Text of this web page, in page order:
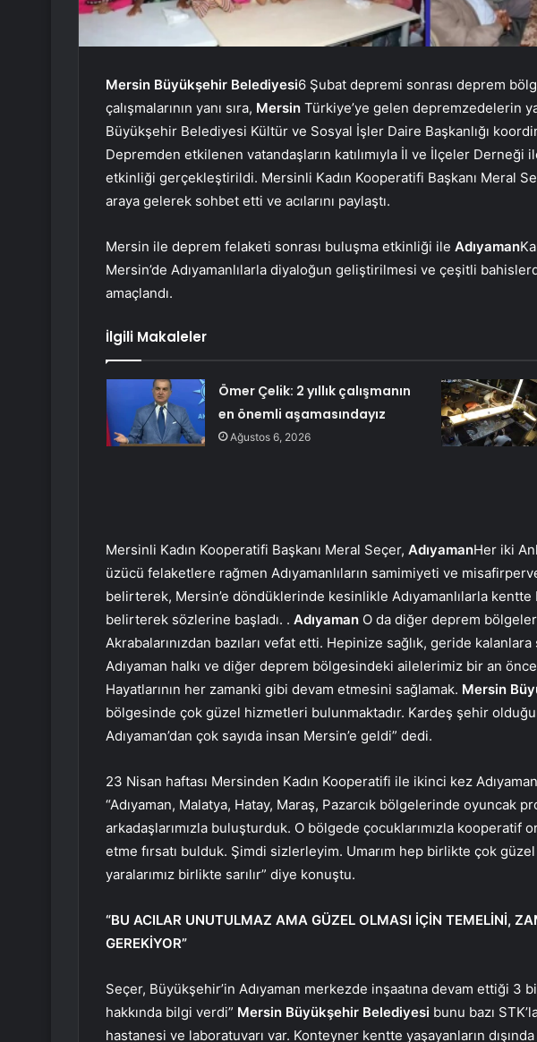
Mersin Büyükşehir Belediyesi6 Şubat depremi sonrası deprem
çalışmalarının yanı sıra, Mersin Türkiye’ye gelen depremzedelerin
Büyükşehir Belediyesi Kültür ve Sosyal İşler Daire Başkanlığı
Depremden etkilenen vatandaşların katılımıyla İl ve İlçeler Derneği
etkinliği gerçekleştirildi. Mersinli Kadın Kooperatifi Başkanı Meral
araya gelerek sohbet etti ve acılarını paylaştı.
Mersin ile deprem felaketi sonrası buluşma etkinliği ile Adıyaman
Mersin’de Adıyamanlılarla diyaloğun geliştirilmesi ve çeşitli
amaçlandı.
İlgili Makaleler
Ömer Çelik: 2 yıllık çalışmanın
en önemli aşamasındayız
Ağustos 6, 2026
Mersinli Kadın Kooperatifi Başkanı Meral Seçer, AdıyamanHer iki
üzücü felaketlere rağmen Adıyamanlıların samimiyeti ve
belirterek, Mersin’e döndüklerinde kesinlikle Adıyamanlılarla
belirterek sözlerine başladı. . Adıyaman O da diğer deprem
Akrabalarınızdan bazıları vefat etti. Hepinize sağlık, geride
Adıyaman halkı ve diğer deprem bölgesindeki ailelerimiz bir an
Hayatlarının her zamanki gibi devam etmesini sağlamak. Mersin
bölgesinde çok güzel hizmetleri bulunmaktadır. Kardeş şehir
Adıyaman’dan çok sayıda insan Mersin’e geldi” dedi.
23 Nisan haftası Mersinden Kadın Kooperatifi ile ikinci kez
“Adıyaman, Malatya, Hatay, Maraş, Pazarcık bölgelerinde oyuncak
arkadaşlarımızla buluşturduk. O bölgede çocuklarımızla kooperatif
etme fırsatı bulduk. Şimdi sizlerleyim. Umarım hep birlikte çok güzel
yaralarımız birlikte sarılır” diye konuştu.
“BU ACILAR UNUTULMAZ AMA GÜZEL OLMASI İÇİN TEMELİNİ,
GEREKİYOR”
Seçer, Büyükşehir’in Adıyaman merkezde inşaatına devam ettiği 3
hakkında bilgi verdi” Mersin Büyükşehir Belediyesi bunu bazı
hastanesi ve laboratuvarı var. Konteyner kentte yaşayanların